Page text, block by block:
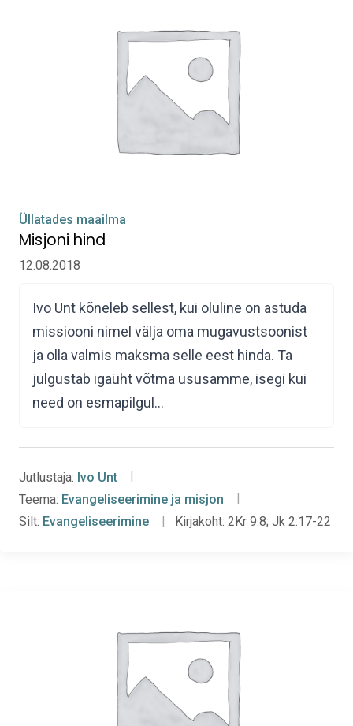
Üllatades maailma
Misjoni hind
12.08.2018
Ivo Unt kõneleb sellest, kui oluline on astuda
missiooni nimel välja oma mugavustsoonist
ja olla valmis maksma selle eest hinda. Ta
julgustab igaüht võtma ususamme, isegi kui
need on esmapilgul…
Jutlustaja: Ivo Unt
Teema: Evangeliseerimine ja misjon
Silt: Evangeliseerimine Kirjakoht: 2Kr 9:8; Jk 2:17-22